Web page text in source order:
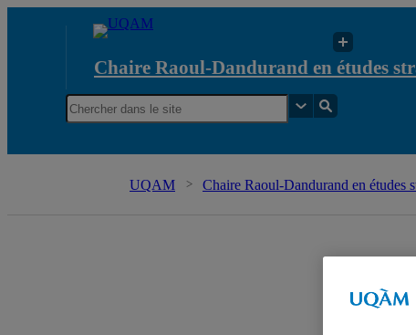
Chaire Raoul-Dandurand en études
UQAM Chaire Raoul-Dandurand en études